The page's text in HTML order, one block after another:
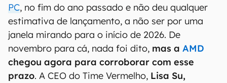
PC, no fim do ano passado e não deu qualquer
estimativa de lançamento, a não ser por uma
janela mirando para o início de 2026. De
novembro para cá, nada foi dito, mas a AMD
chegou agora para corroborar com esse
prazo. A CEO do Time Vermelho, Lisa Su,